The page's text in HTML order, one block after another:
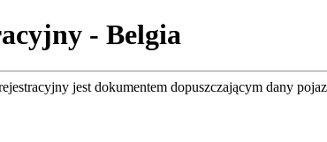
- Belgia
jest dokumentem dopuszczającym dany